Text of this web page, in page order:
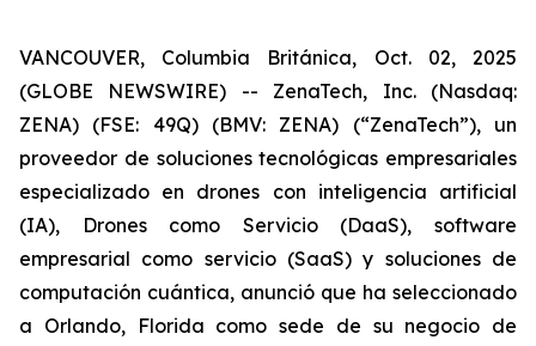
VANCOUVER, Columbia Británica, Oct. 02, 2025
(GLOBE NEWSWIRE) -- ZenaTech, Inc. (Nasdaq:
ZENA) (FSE: 49Q) (BMV: ZENA) (“ZenaTech”), un
proveedor de soluciones tecnológicas empresariales
especializado en drones con inteligencia artificial
(IA), Drones como Servicio (DaaS), software
empresarial como servicio (SaaS) y soluciones de
computación cuántica, anunció que ha seleccionado
a Orlando, Florida como sede de su negocio de